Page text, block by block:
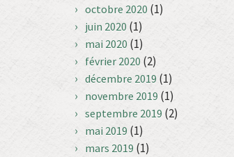
octobre 2020 (1)
juin 2020 (1)
mai 2020 (1)
février 2020 (2)
décembre 2019 (1)
novembre 2019 (1)
septembre 2019 (2)
mai 2019 (1)
mars 2019 (1)